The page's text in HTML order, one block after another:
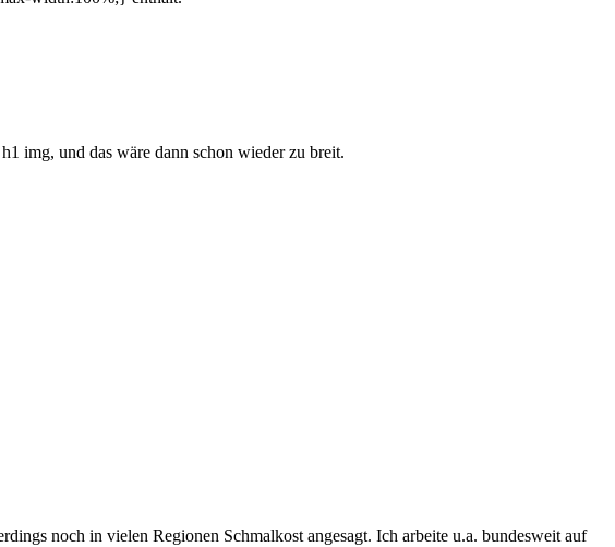
img, und das wäre dann schon wieder zu breit.
noch in vielen Regionen Schmalkost angesagt. Ich arbeite u.a. bundesweit auf